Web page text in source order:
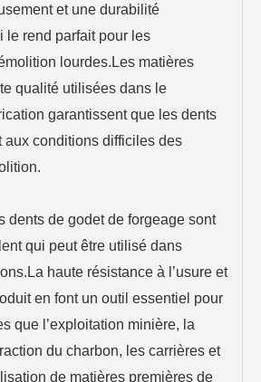
et une durabilité
le rend parfait pour les
lourdes.Les matières
qualité utilisées dans le
garantissent que les dents
aux conditions difficiles des
dents de godet de forgeage sont
qui peut être utilisé dans
haute résistance à l’usure et
en font un outil essentiel pour
que l’exploitation minière, la
du charbon, les carrières et
de matières premières de